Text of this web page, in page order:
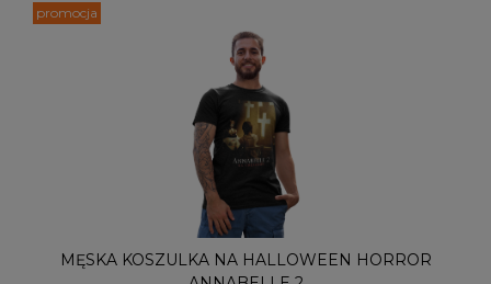
MĘSKA KOSZULKA NA HALLOWEEN HORROR
promocja